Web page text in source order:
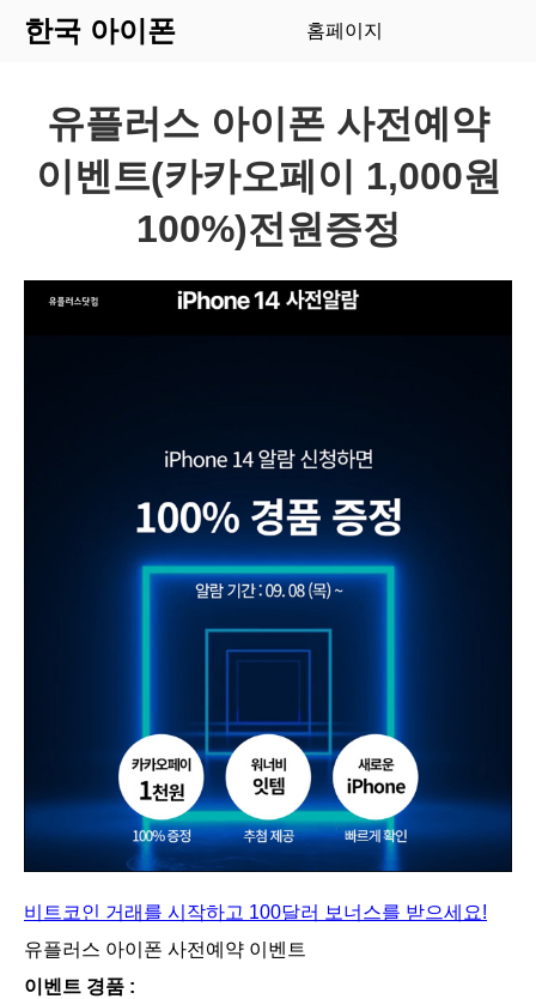
한국 아이폰 홈페이지
유플러스 아이폰 사전예약
이벤트(카카오페이 1,000원
100%)전원증정
비트코인 거래를 시작하고 100달러 보너스를 받으세요!
유플러스 아이폰 사전예약 이벤트
이벤트 경품 :